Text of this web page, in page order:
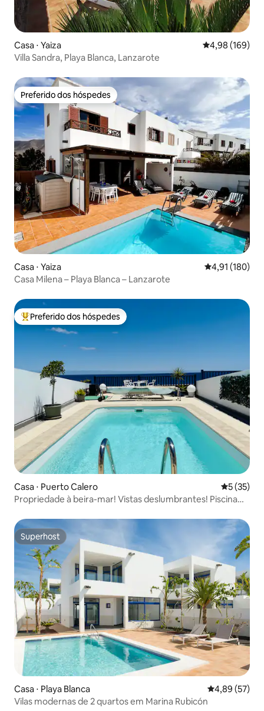
Casa ⋅ Yaiza 4,98 de uma
4,98 (169)
Villa Sandra, Playa Blanca, Lanzarote
Preferido dos hóspedes
Preferido dos hóspedes
Casa ⋅ Yaiza 4,91 de uma
4,91 (180)
Casa Milena – Playa Blanca – Lanzarote
Entre os melhores preferidos dos hóspedes
Preferido dos hóspedes
Casa ⋅ Puerto Calero 5 de uma
5 (35)
Propriedade à beira-mar! Vistas deslumbrantes! Piscina
Superhost
Superhost
Casa ⋅ Playa Blanca 4,89 de uma
4,89 (57)
Vilas modernas de 2 quartos em Marina Rubicón